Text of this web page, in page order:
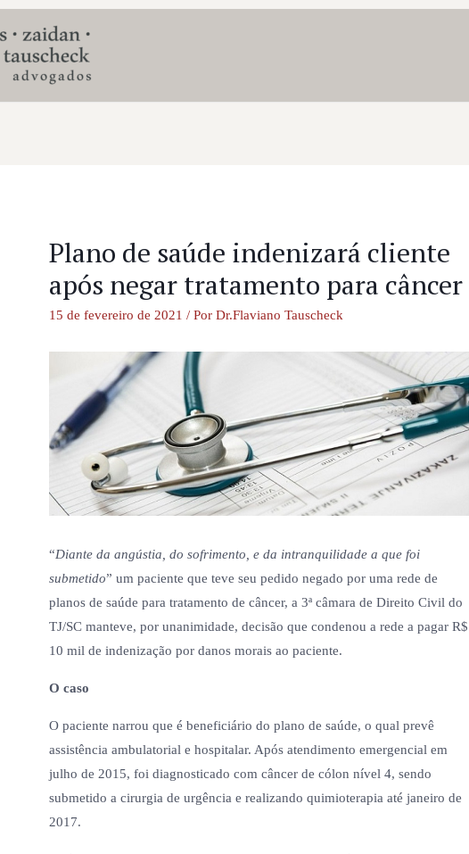
Plano de saúde indenizará cliente
após negar tratamento para câncer
15 de fevereiro de 2021 / PorDr.Flaviano Tauscheck
“Diante da angústia, do sofrimento, e da intranquilidade a que foi
submetido” um paciente que teve seu pedido negado por uma rede de
planos de saúde para tratamento de câncer, a 3ª câmara de Direito Civil do
TJ/SC manteve, por unanimidade, decisão que condenou a rede a pagar R$
10 mil de indenização por danos morais ao paciente.
O caso
O paciente narrou que é beneficiário do plano de saúde, o qual prevê
assistência ambulatorial e hospitalar. Após atendimento emergencial em
julho de 2015, foi diagnosticado com câncer de cólon nível 4, sendo
submetido a cirurgia de urgência e realizando quimioterapia até janeiro de
2017.